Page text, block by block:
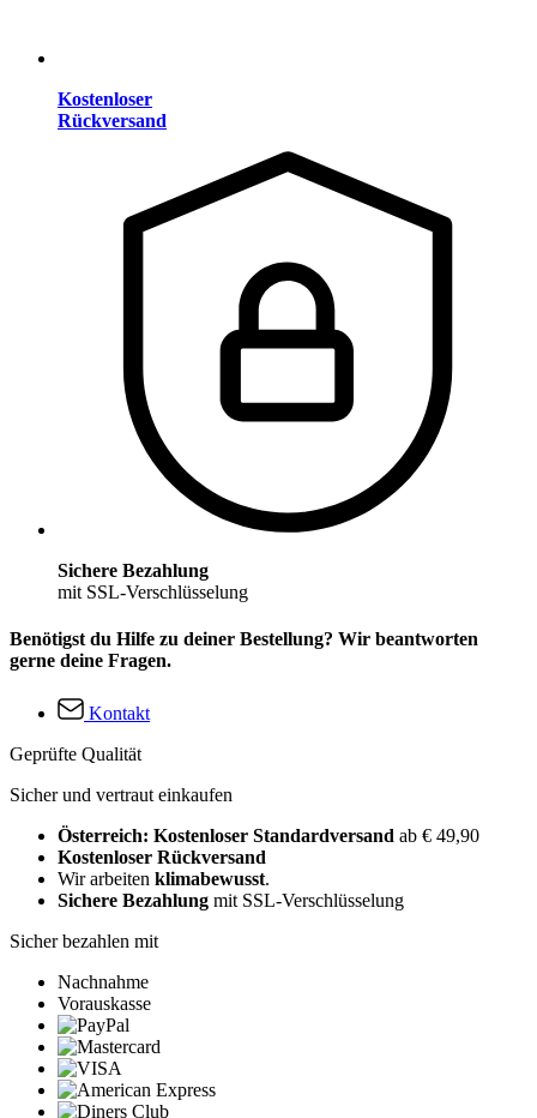
Kostenloser
Rückversand
Sichere Bezahlung
mit SSL-Verschlüsselung
Benötigst du Hilfe zu deiner Bestellung? Wir beantworten
gerne deine Fragen.
Kontakt
Geprüfte Qualität
Sicher und vertraut einkaufen
Österreich: Kostenloser Standardversand ab € 49,90
Kostenloser Rückversand
Wir arbeiten klimabewusst.
Sichere Bezahlung mit SSL-Verschlüsselung
Sicher bezahlen mit
Nachnahme
Vorauskasse